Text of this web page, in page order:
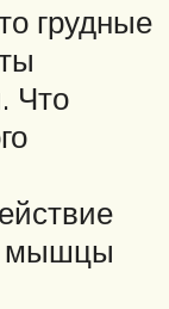
грудные
Что
мышцы